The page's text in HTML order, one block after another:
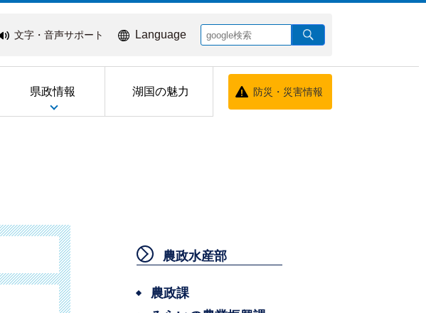
文字・音声サポート Language
県政情報 湖国の魅力 防災・災害情報
農政水産部
農政課